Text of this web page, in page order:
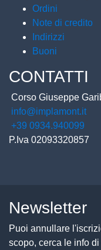
Ordini
Note di credito
Indirizzi
Buoni
CONTATTI
Corso Giuseppe
info@implamont.it
+39 0934.940099
P.Iva 02093320857
Newsletter
Puoi annullare
scopo, cerca le info